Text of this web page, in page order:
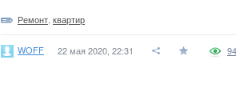
Ремонт квартир
WOFF 22 мая 2020, 22:31